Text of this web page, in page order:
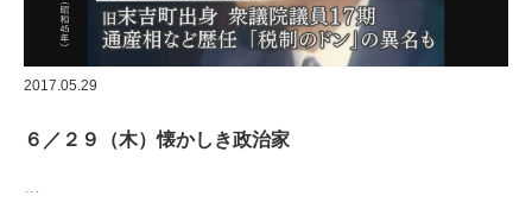
2017.05.29
６／２９（木）懐かしき政治家